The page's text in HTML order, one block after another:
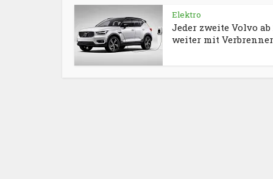
Elektro
Jeder zweite Volvo ab
weiter mit Verbrenner